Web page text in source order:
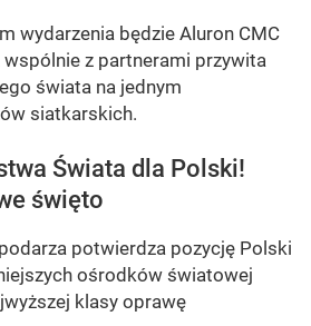
wydarzenia będzie Aluron CMC
z partnerami przywita
świata na jednym
siatkarskich.
Świata dla Polski!
święto
potwierdza pozycję Polski
ośrodków światowej
klasy oprawę